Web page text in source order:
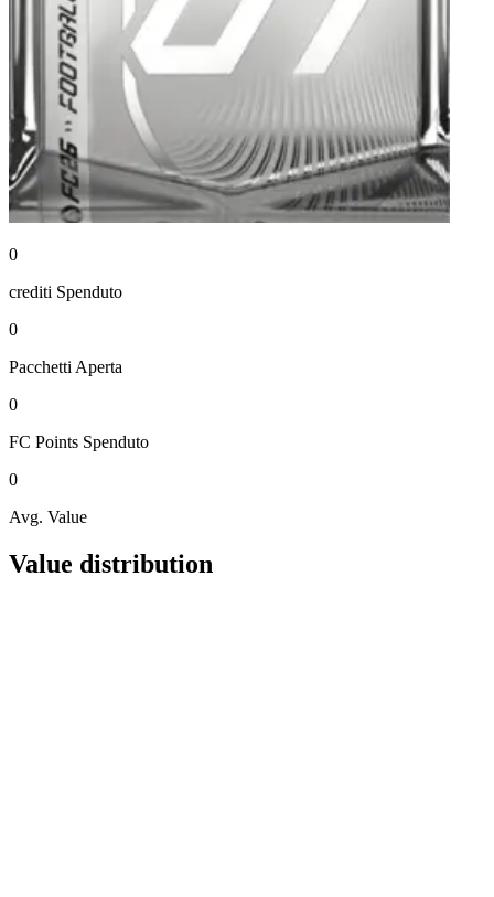
0
crediti Spenduto
0
Pacchetti Aperta
0
FC Points Spenduto
0
Avg. Value
Value distribution